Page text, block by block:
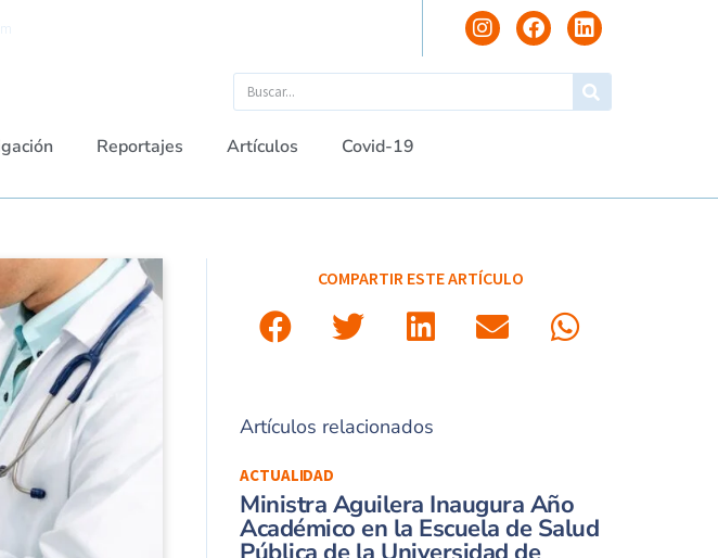
Reportajes Artículos Covid-19
COMPARTIR ESTE ARTÍCULO
Artículos relacionados
ACTUALIDAD
Ministra Aguilera Inaugura Año
Académico en la Escuela de Salud